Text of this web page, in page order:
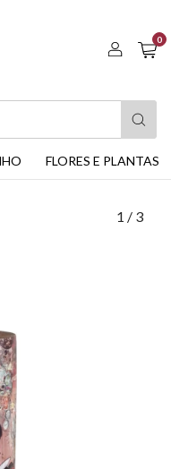
0
FLORES E PLANTAS
1 / 3